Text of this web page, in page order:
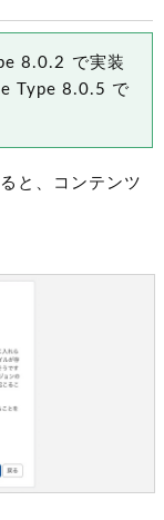
8.0.2 で実装
Type 8.0.5 で
と、コンテンツ